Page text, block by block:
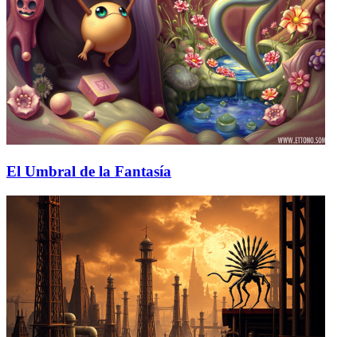
El Umbral de la Fantasía